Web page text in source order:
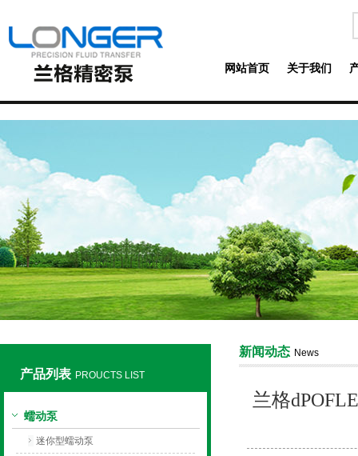
网站首页 关于我们
产品列表 PROUCTS LIST
蠕动泵
迷你型蠕动泵
新闻动态 News
兰格